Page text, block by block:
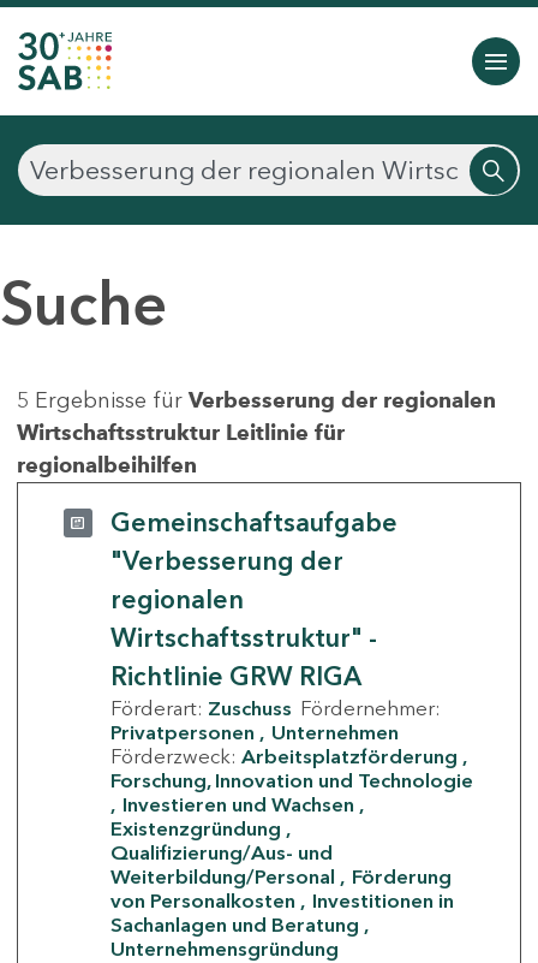
Suche
5 Ergebnisse für Verbesserung der regionalen
Wirtschaftsstruktur Leitlinie für
regionalbeihilfen
Gemeinschaftsaufgabe
"Verbesserung der
regionalen
Wirtschaftsstruktur" -
Richtlinie GRW RIGA
Förderart: Zuschuss Fördernehmer:
Privatpersonen
Unternehmen
Förderzweck: Arbeitsplatzförderung
Forschung, Innovation und Technologie
Investieren und Wachsen
Existenzgründung
Qualifizierung/Aus- und
Weiterbildung/Personal
Förderung
von Personalkosten
Investitionen in
Sachanlagen und Beratung
Unternehmensgründung